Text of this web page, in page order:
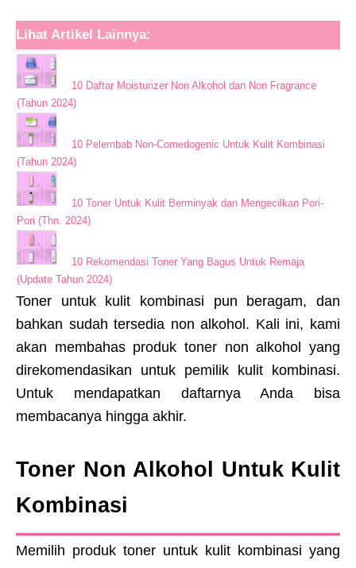
Lihat Artikel Lainnya:
10 Daftar Moisturizer Non Alkohol dan Non Fragrance
(Tahun 2024)
10 Pelembab Non-Comedogenic Untuk Kulit Kombinasi
(Tahun 2024)
10 Toner Untuk Kulit Berminyak dan Mengecilkan Pori-
Pori (Thn. 2024)
10 Rekomendasi Toner Yang Bagus Untuk Remaja
(Update Tahun 2024)
Toner untuk kulit kombinasi pun beragam, dan
bahkan sudah tersedia non alkohol. Kali ini, kami
akan membahas produk toner non alkohol yang
direkomendasikan untuk pemilik kulit kombinasi.
Untuk mendapatkan daftarnya Anda bisa
membacanya hingga akhir.
Toner Non Alkohol Untuk Kulit
Kombinasi
Memilih produk toner untuk kulit kombinasi yang